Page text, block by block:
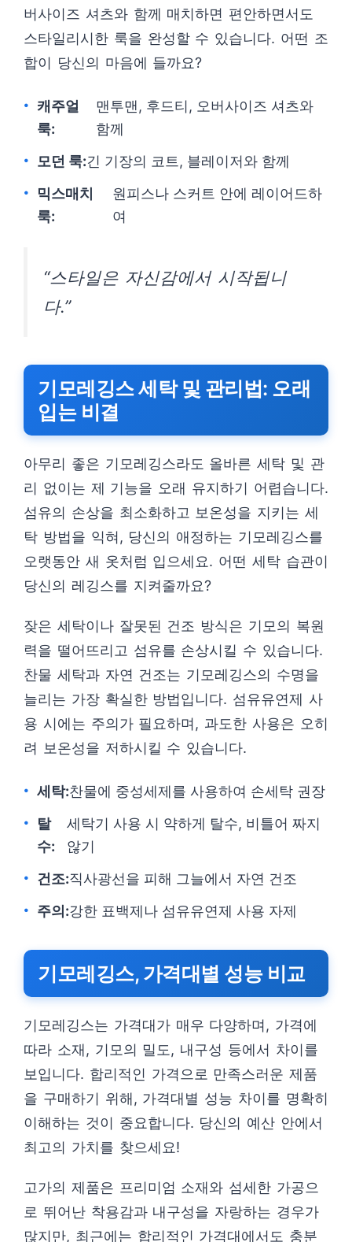
버사이즈 셔츠와 함께 매치하면 편안하면서도
스타일리시한 룩을 완성할 수 있습니다. 어떤 조
합이 당신의 마음에 들까요?
캐주얼
룩:
맨투맨, 후드티, 오버사이즈 셔츠와
함께
모던 룩:긴 기장의 코트, 블레이저와 함께
믹스매치
룩:
원피스나 스커트 안에 레이어드하
여
“스타일은 자신감에서 시작됩니
다.”
기모레깅스 세탁 및 관리법: 오래
입는 비결
아무리 좋은 기모레깅스라도 올바른 세탁 및 관
리 없이는 제 기능을 오래 유지하기 어렵습니다.
섬유의 손상을 최소화하고 보온성을 지키는 세
탁 방법을 익혀, 당신의 애정하는 기모레깅스를
오랫동안 새 옷처럼 입으세요. 어떤 세탁 습관이
당신의 레깅스를 지켜줄까요?
잦은 세탁이나 잘못된 건조 방식은 기모의 복원
력을 떨어뜨리고 섬유를 손상시킬 수 있습니다.
찬물 세탁과 자연 건조는 기모레깅스의 수명을
늘리는 가장 확실한 방법입니다. 섬유유연제 사
용 시에는 주의가 필요하며, 과도한 사용은 오히
려 보온성을 저하시킬 수 있습니다.
세탁:찬물에 중성세제를 사용하여 손세탁 권장
탈
수:
세탁기 사용 시 약하게 탈수, 비틀어 짜지
않기
건조:직사광선을 피해 그늘에서 자연 건조
주의:강한 표백제나 섬유유연제 사용 자제
기모레깅스, 가격대별 성능 비교
기모레깅스는 가격대가 매우 다양하며, 가격에
따라 소재, 기모의 밀도, 내구성 등에서 차이를
보입니다. 합리적인 가격으로 만족스러운 제품
을 구매하기 위해, 가격대별 성능 차이를 명확히
이해하는 것이 중요합니다. 당신의 예산 안에서
최고의 가치를 찾으세요!
고가의 제품은 프리미엄 소재와 섬세한 가공으
로 뛰어난 착용감과 내구성을 자랑하는 경우가
많지만, 최근에는 합리적인 가격대에서도 충분